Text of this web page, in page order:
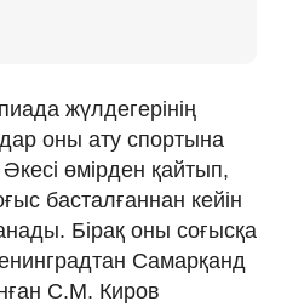
жүлдегерінің
оны ату спортына
өмірден қайтып,
басталғаннан кейін
Бірақ оны соғысқа
Самарқанд
С.М. Киров